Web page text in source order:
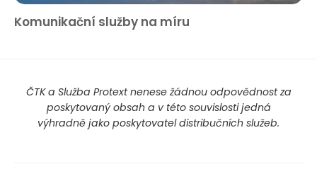
Komunikační služby na míru
ČTK a Služba Protext nenese žádnou odpovědnost za
poskytovaný obsah a v této souvislosti jedná
výhradně jako poskytovatel distribučních služeb.